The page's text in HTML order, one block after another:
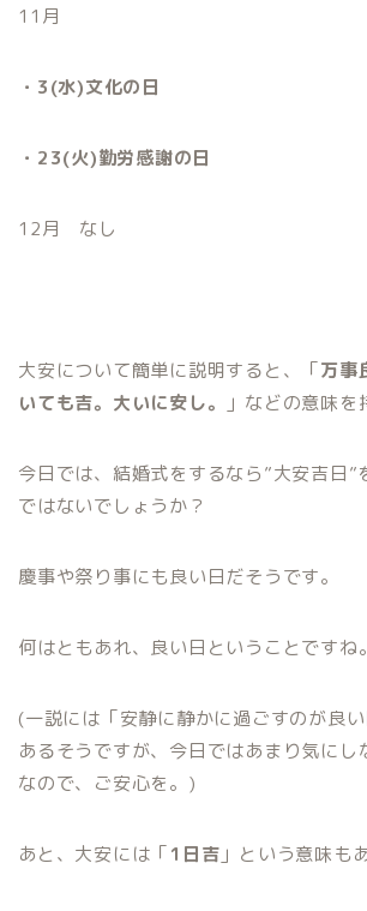
11月
・3(水)文化の日
・23(火)勤労感謝の日
12月 なし
大安について簡単に説明すると、「万事
いても吉。大いに安し。
」などの意味を
今日では、結婚式をするなら”大安吉日”
ではないでしょうか？
慶事や祭り事にも良い日だそうです。
何はともあれ、良い日ということですね。
(一説には「安静に静かに過ごすのが良
あるそうですが、今日ではあまり気にし
なので、ご安心を。)
あと、大安には「1日吉 」という意味も